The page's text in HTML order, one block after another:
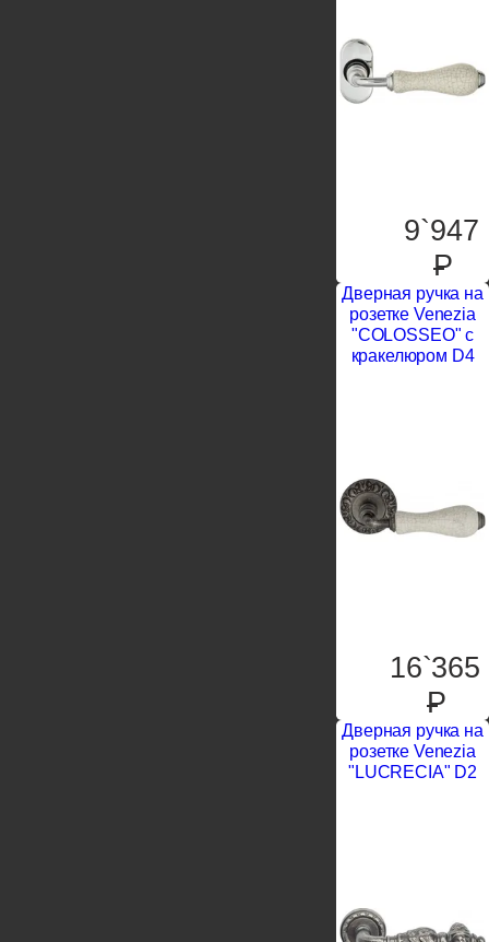
9`947
P
Дверная ручка на
розетке Venezia
"COLOSSEO" c
кракелюром D4
16`365
P
Дверная ручка на
розетке Venezia
"LUCRECIA" D2